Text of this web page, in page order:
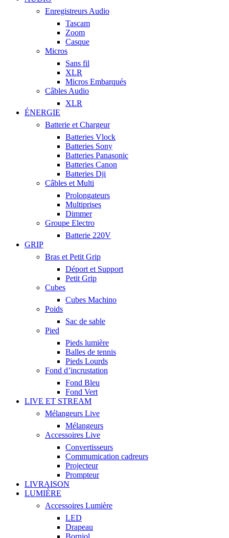
Enregistreurs Audio
Tascam
Zoom
Casque
Micros
Sans fil
XLR
Micros Embarqués
Câbles Audio
XLR
ÉNERGIE
Batterie et Chargeur
Batteries Vlock
Batteries Sony
Batteries Panasonic
Batteries Canon
Batteries Dji
Câbles et Multi
Prolongateurs
Multiprises
Dimmer
Groupe Electro
Batterie 220V
GRIP
Bras et Petit Grip
Déport et Support
Petit Grip
Cubes
Cubes Machino
Poids
Sac de sable
Pied
Pieds lumière
Balles de tennis
Pieds Lourds
Fond d’incrustation
Fond Bleu
Fond Vert
LIVE ET STREAM
Mélangeurs Live
Mélangeurs
Accessoires Live
Convertisseurs
Commumication cadreurs
Projecteur
Prompteur
LIVRAISON
LUMIÈRE
Accessoires Lumière
LED
Drapeau
Borniol